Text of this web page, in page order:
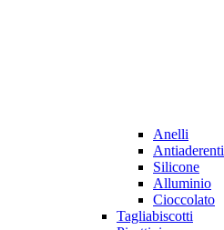
Anelli
Antiaderenti
Silicone
Alluminio
Cioccolato
Tagliabiscotti